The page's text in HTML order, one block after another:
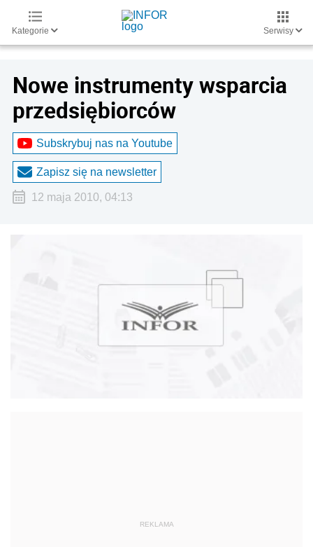
Kategorie Serwisy
Nowe instrumenty wsparcia
przedsiębiorców
Subskrybuj nas na Youtube
Zapisz się na newsletter
12 maja 2010, 04:13